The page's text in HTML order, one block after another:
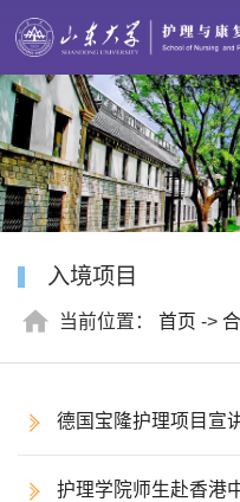
入境项目
当前位置： 首页 ->
德国宝隆护理项目宣
护理学院师生赴香港